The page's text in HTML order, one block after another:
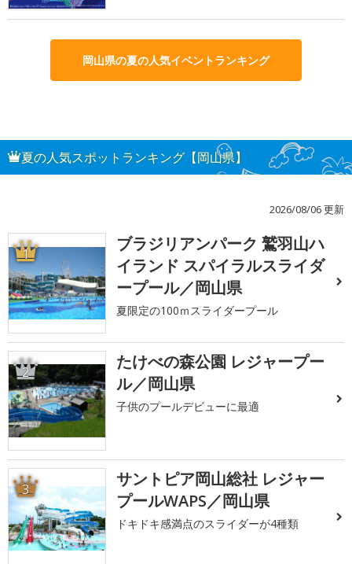
岡山県の夏の人気イベントランキング
夏の人気スポットランキング【岡山県】
2026/08/06 更新
1
ブラジリアンパーク 鷲羽山ハ
イランド スパイラルスライダ
ープール／岡山県
夏限定の100ｍスライダープール
2
たけべの森公園 レジャープー
ル／岡山県
子供のプールデビューに最適
3
サントピア岡山総社 レジャー
プールWAPS／岡山県
ドキドキ感満点のスライダーが4種類